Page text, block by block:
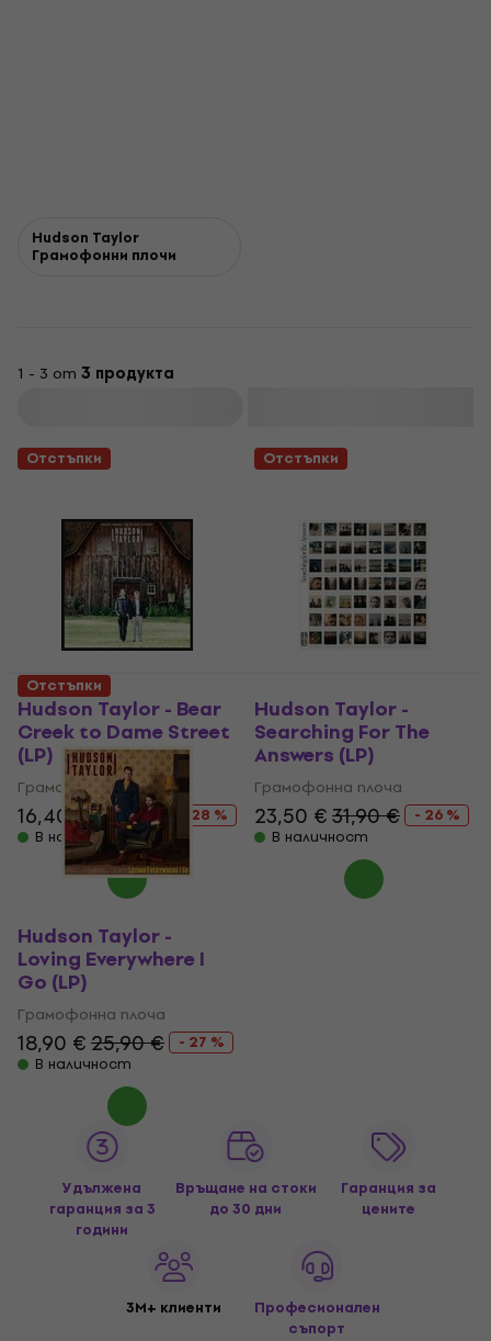
Hudson Taylor
Грамофонни плочи
1 - 3 от 3 продукта
Отстъпки
Hudson Taylor - Bear
Creek to Dame Street
(LP)
Грамофонна плоча
16,40 €22,90 €
- 28 %
В наличност
Отстъпки
Hudson Taylor -
Searching For The
Answers (LP)
Грамофонна плоча
23,50 €31,90 €
- 26 %
В наличност
Отстъпки
Hudson Taylor -
Loving Everywhere I
Go (LP)
Грамофонна плоча
18,90 €25,90 €
- 27 %
В наличност
Удължена
гаранция за 3
години
Връщане на стоки
до 30 дни
Гаранция за
цените
3M+ клиенти
Професионален
съпорт